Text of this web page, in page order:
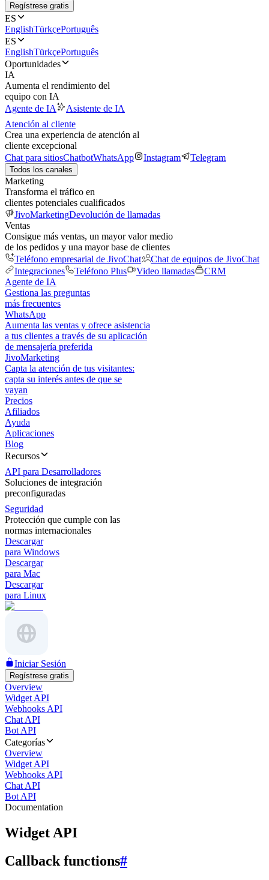
Regístrese gratis
ES
EnglishTürkçePortuguês
ES
EnglishTürkçePortuguês
Oportunidades
IA
Aumenta el rendimiento del
equipo con IA
Agente de IA
Asistente de IA
Atención al cliente
Crea una experiencia de atención al
cliente excepcional
Chat para sitiosChatbotWhatsApp Instagram Telegram
Todos los canales
Marketing
Transforma el tráfico en
clientes potenciales cualificados
JivoMarketingDevolución de llamadas
Ventas
Consigue más ventas, un mayor valor medio
de los pedidos y una mayor base de clientes
Teléfono empresarial de JivoChat
Chat de equipos de JivoChat
Integraciones
Teléfono Plus Video llamadas
CRM
Agente de IA
Gestiona las preguntas
más frecuentes
WhatsApp
Aumenta las ventas y ofrece asistencia
a tus clientes a través de su aplicación
de mensajería preferida
JivoMarketing
Capta la atención de tus visitantes:
capta su interés antes de que se
vayan
Precios
Afiliados
Ayuda
Aplicaciones
Blog
Recursos
API para Desarrolladores
Soluciones de integración
preconfiguradas
Seguridad
Protección que cumple con las
normas internacionales
Descargar
para Windows
Descargar
para Mac
Descargar
para Linux
Iniciar Sesión
Regístrese gratis
Overview
Widget API
Webhooks API
Chat API
Bot API
Categorías
Overview
Widget API
Webhooks API
Chat API
Bot API
Documentation
Widget API
Callback functions#